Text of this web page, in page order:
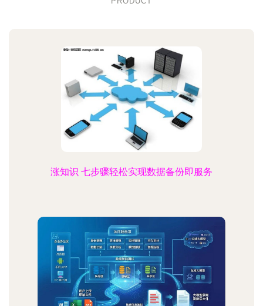
涨知识 七步骤轻松实现数据备份即服务